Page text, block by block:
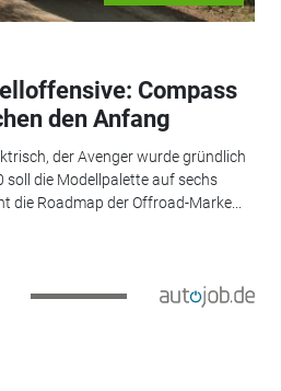
Compass
den Anfang
der Avenger wurde gründlich
die Modellpalette auf sechs
die Roadmap der Offroad-Marke...